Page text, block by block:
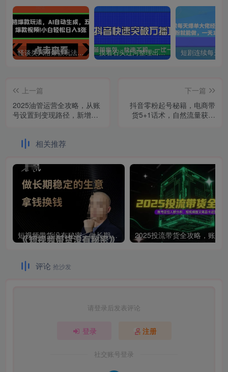
怪谈类风格爆款玩法，AI自动生成，五分钟一个爆款视频，小白轻松日入3张【揭秘】 摸着石头过河整理出来的抖音快速突破万播攻略，简单高效，快速千粉！
上一篇
2025油管运营全攻略，从账
号设置到变现路径，新增千
下一篇
抖音零粉起号秘籍，电商带
货5+1话术，自然流量获取
相关推荐
短视频带货没有秘密，做长期稳定的生意拿钱换钱
评论 抢沙发
请登录后发表评论
登录 注册
社交账号登录